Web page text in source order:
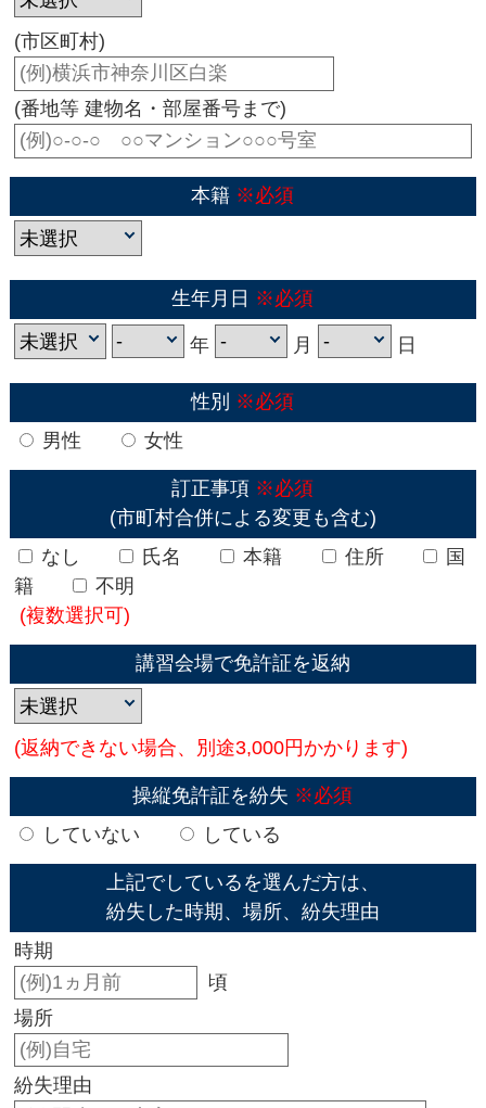
(市区町村)
(番地等 建物名・部屋番号まで)
本籍 ※必須
生年月日 ※必須
年 月 日
性別 ※必須
男性
女性
訂正事項 ※必須
(市町村合併による変更も含む)
なし
氏名 本籍 住所
国
籍
不明
(複数選択可)
講習会場で免許証を返納
(返納できない場合、別途3,000円かかります)
操縦免許証を紛失 ※必須
していない
している
上記でしているを選んだ方は、
紛失した時期、場所、紛失理由
時期
頃
場所
紛失理由